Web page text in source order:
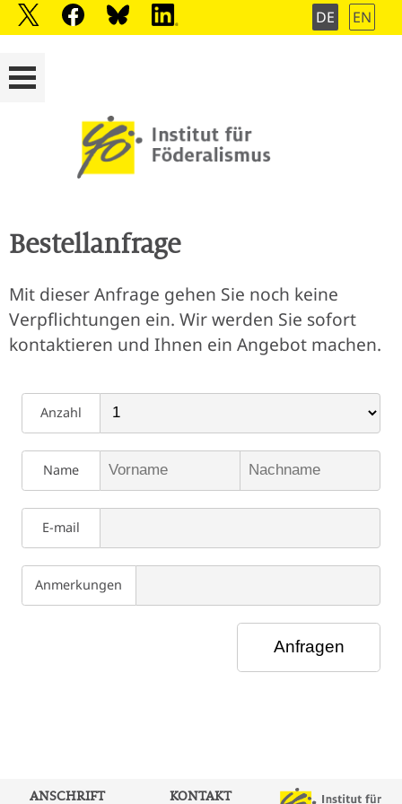
DE EN
Bestellanfrage
Mit dieser Anfrage gehen Sie noch keine
Verpflichtungen ein. Wir werden Sie sofort
kontaktieren und Ihnen ein Angebot machen.
Anzahl
Name
E-mail
Anmerkungen
ANSCHRIFT KONTAKT